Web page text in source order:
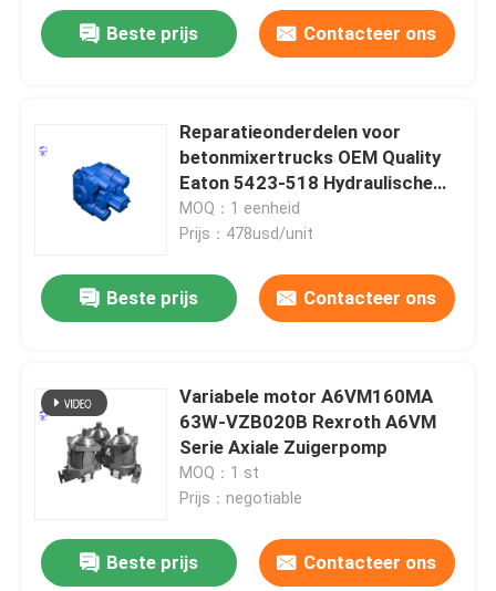
Beste prijs Contacteer ons
Reparatieonderdelen voor
betonmixertrucks OEM Quality
Eaton 5423-518 Hydraulische
pomp assemblage
MOQ：1 eenheid
Prijs：478usd/unit
Beste prijs Contacteer ons
Variabele motor A6VM160MA
63W-VZB020B Rexroth A6VM
Serie Axiale Zuigerpomp
MOQ：1 st
Prijs：negotiable
Beste prijs Contacteer ons